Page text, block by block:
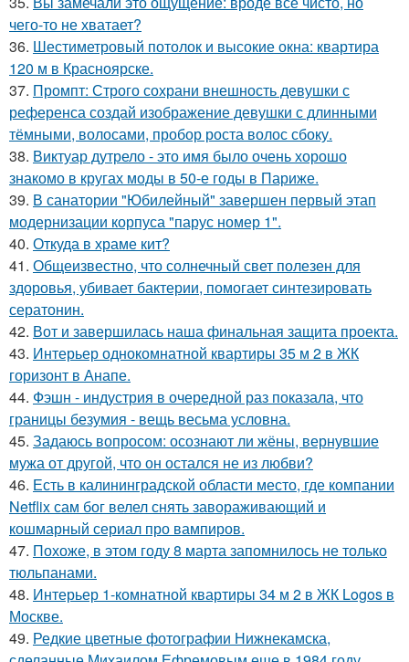
чего-то не хватает?
36. Шестиметровый потолок и высокие окна: квартира
120 м в Красноярске.
37. Промпт: Строго сохрани внешность девушки с
референса создай изображение девушки с длинными
тёмными, волосами, пробор роста волос сбоку.
38. Виктуар дутрело - это имя было очень хорошо
знакомо в кругах моды в 50-е годы в Париже.
39. В санатории "Юбилейный" завершен первый этап
модернизации корпуса "парус номер 1".
40. Откуда в храме кит?
41. Общеизвестно, что солнечный свет полезен для
здоровья, убивает бактерии, помогает синтезировать
сератонин.
42. Вот и завершилась наша финальная защита проекта.
43. Интерьер однокомнатной квартиры 35 м 2 в ЖК
горизонт в Анапе.
44. Фэшн - индустрия в очередной раз показала, что
границы безумия - вещь весьма условна.
45. Задаюсь вопросом: осознают ли жёны, вернувшие
мужа от другой, что он остался не из любви?
46. Есть в калининградской области место, где компании
Netflix сам бог велел снять завораживающий и
кошмарный сериал про вампиров.
47. Похоже, в этом году 8 марта запомнилось не только
тюльпанами.
48. Интерьер 1-комнатной квартиры 34 м 2 в ЖК Logos в
Москве.
49. Редкие цветные фотографии Нижнекамска,